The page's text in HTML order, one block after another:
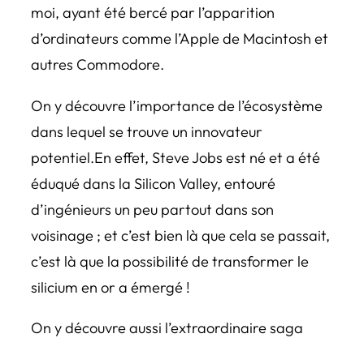
moi, ayant été bercé par l’apparition
d’ordinateurs comme l’Apple de Macintosh et
autres Commodore.
On y découvre l’importance de l’écosystème
dans lequel se trouve un innovateur
potentiel.En effet, Steve Jobs est né et a été
éduqué dans la Silicon Valley, entouré
d’ingénieurs un peu partout dans son
voisinage ; et c’est bien là que cela se passait,
c’est là que la possibilité de transformer le
silicium en or a émergé !
On y découvre aussi l’extraordinaire saga